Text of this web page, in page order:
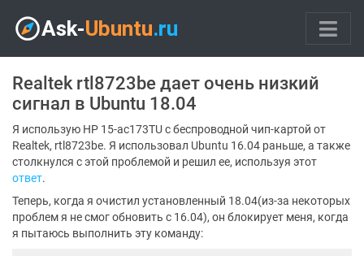
Realtek rtl8723be дает очень низкий
сигнал в Ubuntu 18.04
Я использую HP 15-ac173TU с беспроводной чип-картой от
Realtek, rtl8723be. Я использовал Ubuntu 16.04 раньше, а также
столкнулся с этой проблемой и решил ее, используя этот
ответ.
Теперь, когда я очистил установленный 18.04(из-за некоторых
проблем я не смог обновить с 16.04), он блокирует меня, когда
я пытаюсь выполнить эту команду: